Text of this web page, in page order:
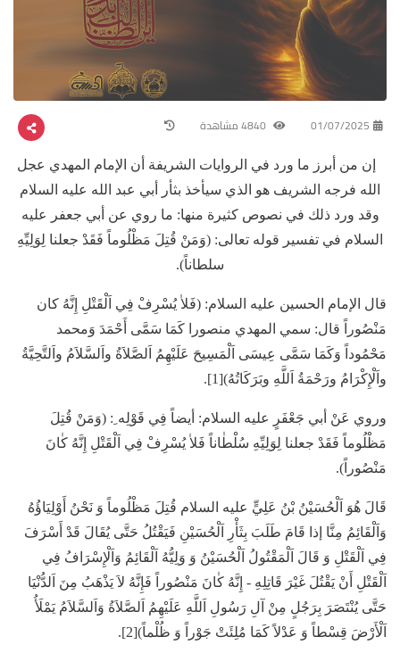
01/07/2025
إن من أبرز ما ورد في الروايات الشريفة أن الإمام المهدي عجل
الله فرجه الشريف هو الذي سيأخذ بثأر أبي عبد الله عليه السلام
وقد ورد ذلك في نصوص كثيرة منها: ما روي عن أبي جعفر عليه
السلام في تفسير قوله تعالى: (وَمَنْ قُتِلَ مَظْلُوماً فَقَدْ جعلنا لِوَلِيِّهِ
سلطاناً).
قال الإمام الحسين عليه السلام: (فَلاٰ يُسْرِفْ فِي اَلْقَتْلِ إِنَّهُ كان
مَنْصُوراً قال: سمي المهدي منصورا كَمَا سَمَّى أَحْمَدَ وَمحمد
مَحْمُوداً وَكَمَا سَمَّى عِيسَى اَلْمَسِيحَ عَلَيْهِمُ اَلصَّلاَةُ واَلسَّلاَمُ واَلتَّحِيَّةُ
واَلْإِكْرَامُ ورَحْمَةُ اَللَّهِ وبَرَكَاتُهُ)[1].
وروي عَنْ أبي جَعْفَرٍ عليه السلام: أيضاً فِي قَوْلِه ِ: (وَمَنْ قُتِلَ
مَظْلُوماً فَقَدْ جعلنا لِوَلِيِّهِ سُلْطٰاناً فَلاٰ يُسْرِفْ فِي اَلْقَتْلِ إِنَّهُ كٰانَ
مَنْصُوراً).
قَالَ هُوَ اَلْحُسَيْنُ بْنُ عَلِيٍّ عليه السلام قُتِلَ مَظْلُوماً وَ نَحْنُ أَوْلِيَاؤُهُ
وَاَلْقَائِمُ مِنَّا إذا قَامَ طَلَبَ بِثَأْرِ اَلْحُسَيْنِ فَيَقْتُلُ حَتَّى يُقَالَ قَدْ أَسْرَفَ
فِي اَلْقَتْلِ وَ قَالَ اَلْمَقْتُولُ اَلْحُسَيْنُ وَ وَلِيُّهُ اَلْقَائِمُ وَاَلْإِسْرَافُ فِي
اَلْقَتْلِ أَنْ يَقْتُلَ غَيْرَ قَاتِلِهِ - إِنَّهُ كٰانَ مَنْصُوراً فَإِنَّهُ لاَ يَذْهَبُ مِنَ اَلدُّنْيَا
حَتَّى يُنْتَصَرَ بِرَجُلٍ مِنْ آلِ رَسُولِ اَللَّهِ عَلَيْهِمُ اَلصَّلاَةُ وَاَلسَّلاَمُ يَمْلَأُ
اَلْأَرْضَ قِسْطاً وَ عَدْلاً كَمَا مُلِئَتْ جَوْراً وَ ظُلْماً)[2].